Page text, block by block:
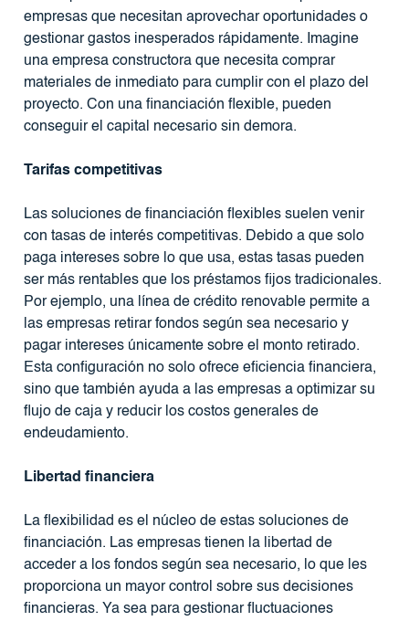
empresas que necesitan aprovechar oportunidades o
gestionar gastos inesperados rápidamente. Imagine
una empresa constructora que necesita comprar
materiales de inmediato para cumplir con el plazo del
proyecto. Con una financiación flexible, pueden
conseguir el capital necesario sin demora.
Tarifas competitivas
Las soluciones de financiación flexibles suelen venir
con tasas de interés competitivas. Debido a que solo
paga intereses sobre lo que usa, estas tasas pueden
ser más rentables que los préstamos fijos tradicionales.
Por ejemplo, una línea de crédito renovable permite a
las empresas retirar fondos según sea necesario y
pagar intereses únicamente sobre el monto retirado.
Esta configuración no solo ofrece eficiencia financiera,
sino que también ayuda a las empresas a optimizar su
flujo de caja y reducir los costos generales de
endeudamiento.
Libertad financiera
La flexibilidad es el núcleo de estas soluciones de
financiación. Las empresas tienen la libertad de
acceder a los fondos según sea necesario, lo que les
proporciona un mayor control sobre sus decisiones
financieras. Ya sea para gestionar fluctuaciones